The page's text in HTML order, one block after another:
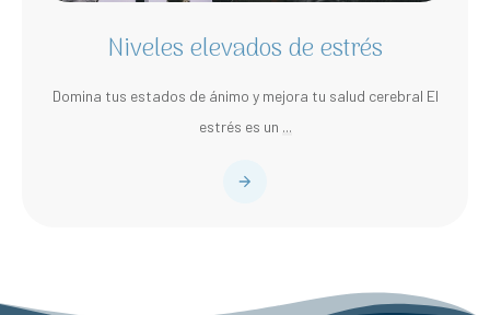
Niveles elevados de estrés
Domina tus estados de ánimo y mejora tu salud cerebral El
estrés es un ...